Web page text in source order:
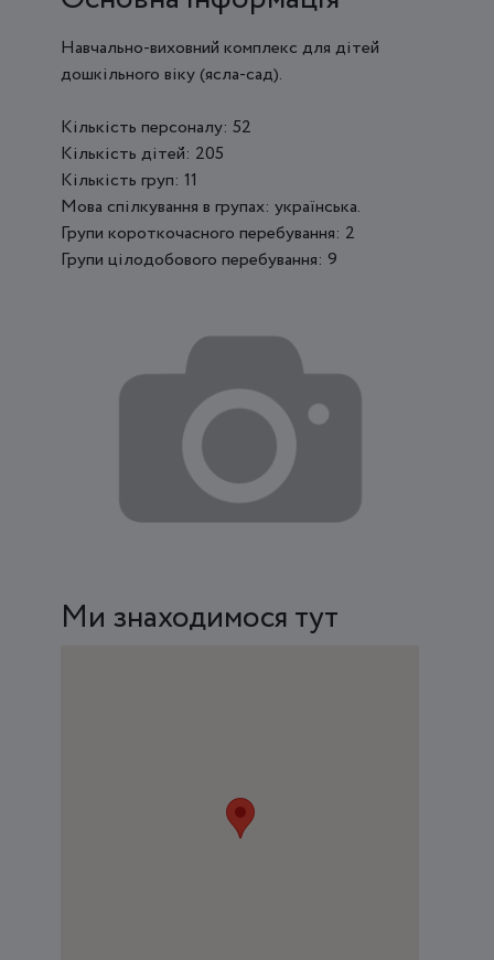
Навчально-виховний комплекс для дітей
дошкільного віку (ясла-сад).
Кількість персоналу: 52
Кількість дітей: 205
Кількість груп: 11
Мова спілкування в групах: українська.
Групи короткочасного перебування: 2
Групи цілодобового перебування: 9
Ми знаходимося тут